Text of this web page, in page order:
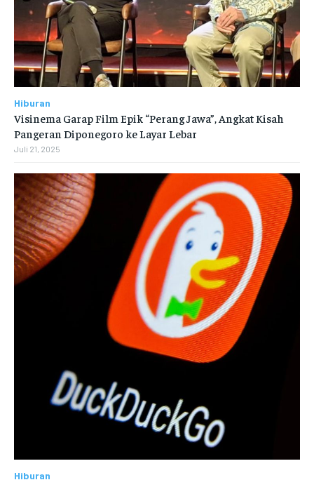
Hiburan
Visinema Garap Film Epik “Perang Jawa”, Angkat Kisah
Pangeran Diponegoro ke Layar Lebar
Juli 21, 2025
Hiburan